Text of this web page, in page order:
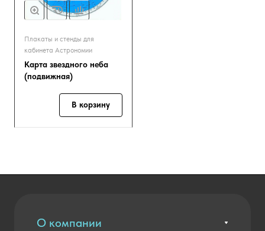
Плакаты и стенды для
кабинета Астрономии
Карта звездного неба
(подвижная)
В корзину
О компании